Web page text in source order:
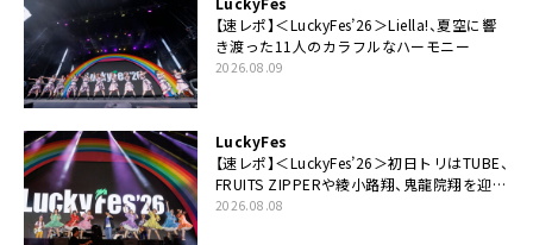
【速レポ】＜LuckyFes’26＞Liella!、夏空に響
き渡った11人のカラフルなハーモニー
2026.08.09
LuckyFes
【速レポ】＜LuckyFes’26＞初日トリはTUBE、
FRUITS ZIPPERや綾小路翔、鬼龍院翔を迎え
た豪華コラボも「知ってたらぜひ一緒に歌っ
2026.08.08